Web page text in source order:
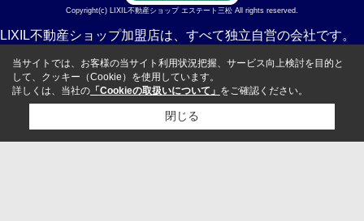
Copyright(c) LIXIL不動産ショップ エステート三松 All rights reserved.
LIXIL不動産ショップ加盟店は、すべて独立自営の会社です。
当サイトでは、お客様の当サイト利用状況把握、サービス向上検討を目的と
して、クッキー（Cookie）を使用しています。
詳しくは、当社の 「Cookieの取扱いについて」 をご確認ください。
閉じる